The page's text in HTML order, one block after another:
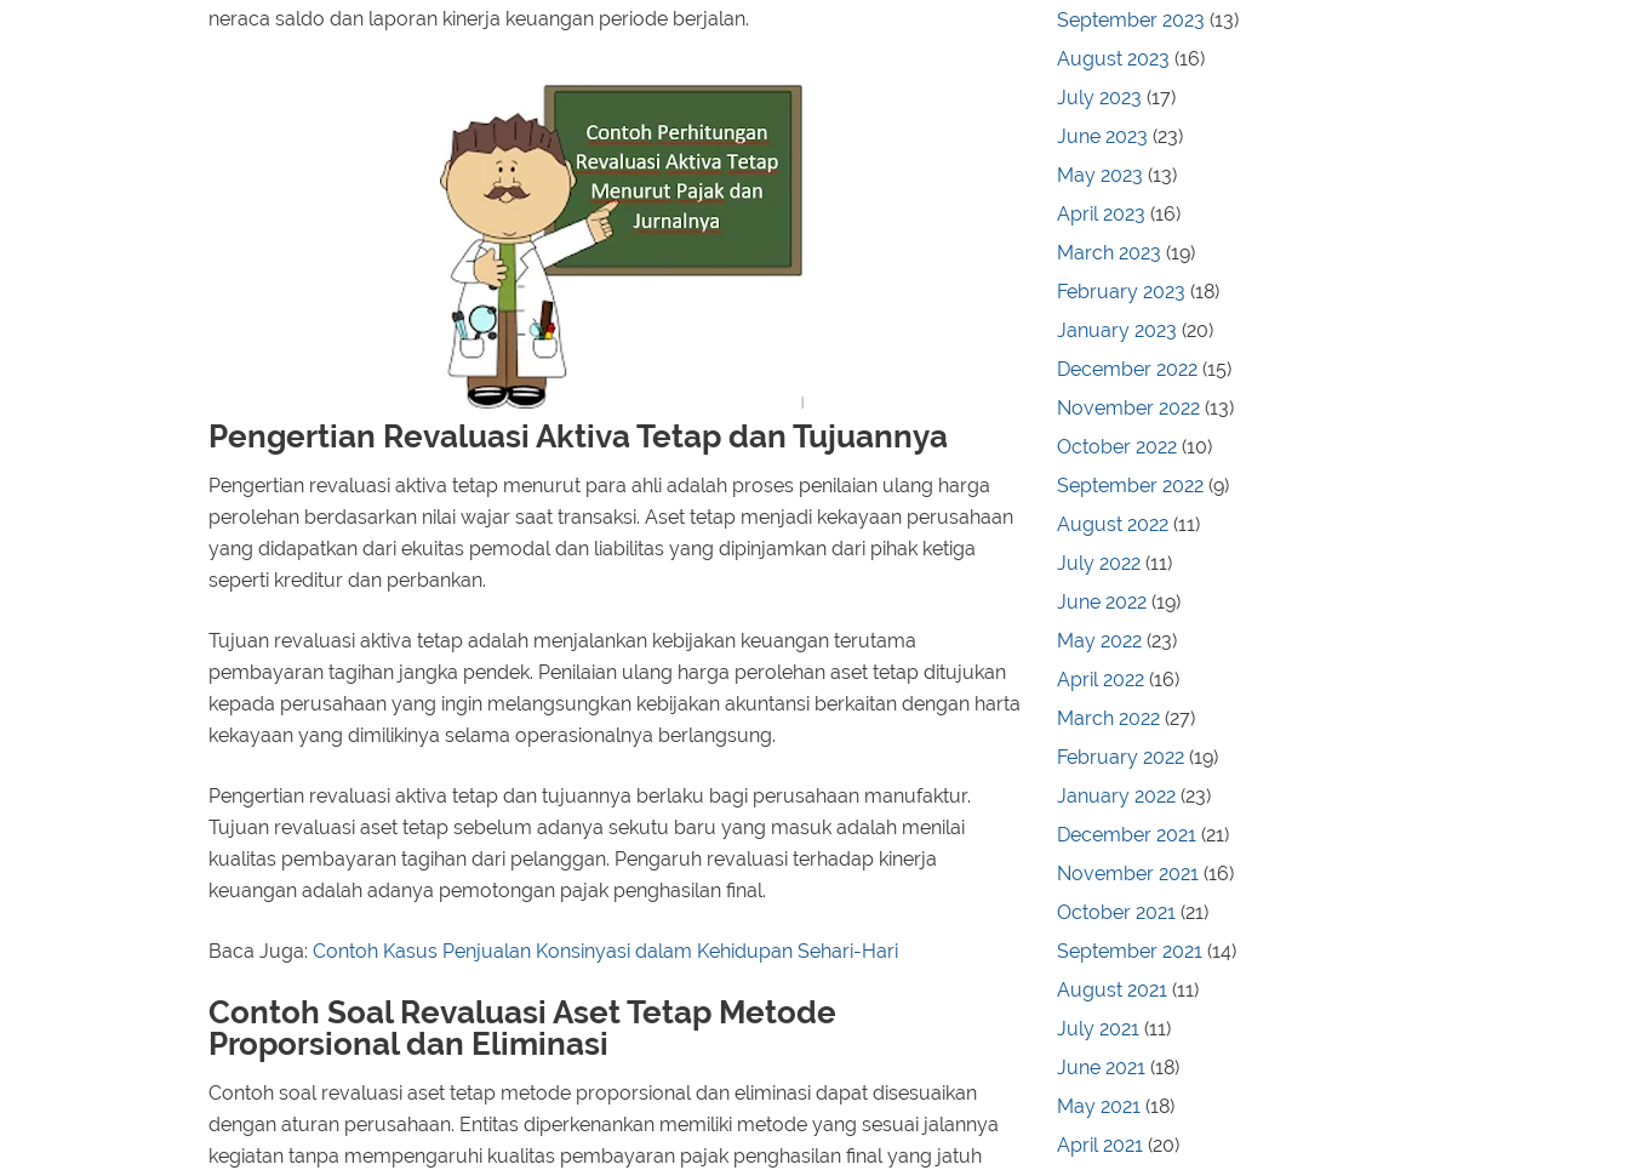
neraca saldo dan laporan kinerja keuangan periode berjalan.
Pengertian Revaluasi Aktiva Tetap dan Tujuannya
Pengertian revaluasi aktiva tetap menurut para ahli adalah proses penilaian ulang harga
perolehan berdasarkan nilai wajar saat transaksi. Aset tetap menjadi kekayaan perusahaan
yang didapatkan dari ekuitas pemodal dan liabilitas yang dipinjamkan dari pihak ketiga
seperti kreditur dan perbankan.
Tujuan revaluasi aktiva tetap adalah menjalankan kebijakan keuangan terutama
pembayaran tagihan jangka pendek. Penilaian ulang harga perolehan aset tetap ditujukan
kepada perusahaan yang ingin melangsungkan kebijakan akuntansi berkaitan dengan harta
kekayaan yang dimilikinya selama operasionalnya berlangsung.
Pengertian revaluasi aktiva tetap dan tujuannya berlaku bagi perusahaan manufaktur.
Tujuan revaluasi aset tetap sebelum adanya sekutu baru yang masuk adalah menilai
kualitas pembayaran tagihan dari pelanggan. Pengaruh revaluasi terhadap kinerja
keuangan adalah adanya pemotongan pajak penghasilan final.
Baca Juga: Contoh Kasus Penjualan Konsinyasi dalam Kehidupan Sehari-Hari
Contoh Soal Revaluasi Aset Tetap Metode
Proporsional dan Eliminasi
Contoh soal revaluasi aset tetap metode proporsional dan eliminasi dapat disesuaikan
dengan aturan perusahaan. Entitas diperkenankan memiliki metode yang sesuai jalannya
kegiatan tanpa mempengaruhi kualitas pembayaran pajak penghasilan final yang jatuh
September 2023 (13)
August 2023 (16)
July 2023 (17)
June 2023 (23)
May 2023 (13)
April 2023 (16)
March 2023 (19)
February 2023 (18)
January 2023 (20)
December 2022 (15)
November 2022 (13)
October 2022 (10)
September 2022 (9)
August 2022 (11)
July 2022 (11)
June 2022 (19)
May 2022 (23)
April 2022 (16)
March 2022 (27)
February 2022 (19)
January 2022 (23)
December 2021 (21)
November 2021 (16)
October 2021 (21)
September 2021 (14)
August 2021 (11)
July 2021 (11)
June 2021 (18)
May 2021 (18)
April 2021 (20)